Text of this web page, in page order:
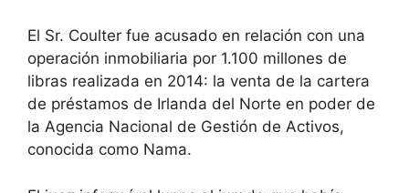
El Sr. Coulter fue acusado en relación con una
operación inmobiliaria por 1.100 millones de
libras realizada en 2014: la venta de la cartera
de préstamos de Irlanda del Norte en poder de
la Agencia Nacional de Gestión de Activos,
conocida como Nama.